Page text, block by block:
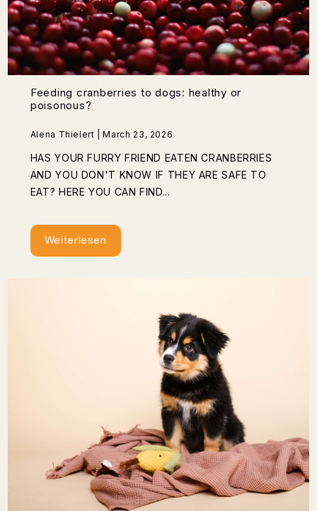
Feeding cranberries to dogs: healthy or
poisonous?
Alena Thielert | March 23, 2026
HAS YOUR FURRY FRIEND EATEN CRANBERRIES
AND YOU DON'T KNOW IF THEY ARE SAFE TO
EAT? HERE YOU CAN FIND...
Weiterlesen